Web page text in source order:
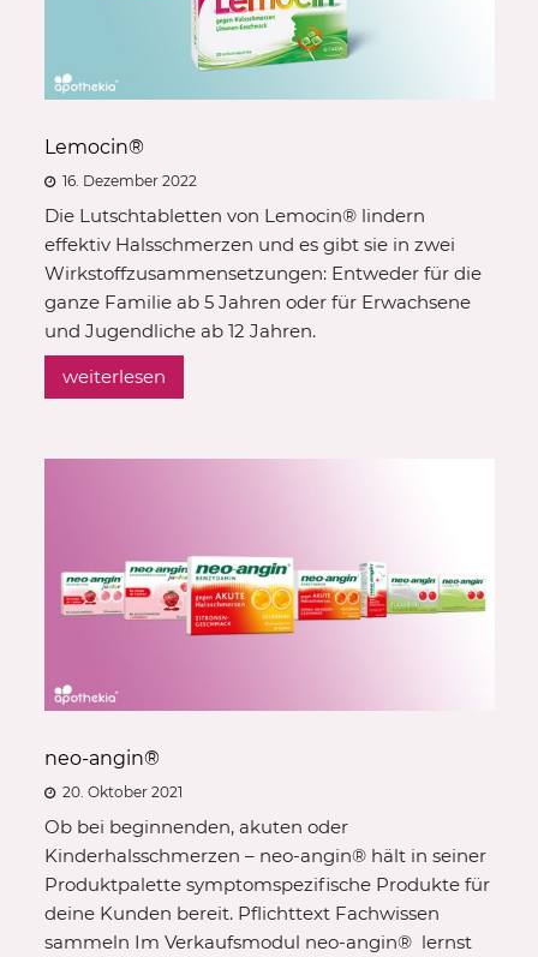
Lemocin®
16. Dezember 2022
Die Lutschtabletten von Lemocin® lindern
effektiv Halsschmerzen und es gibt sie in zwei
Wirkstoffzusammensetzungen: Entweder für die
ganze Familie ab 5 Jahren oder für Erwachsene
und Jugendliche ab 12 Jahren.
weiterlesen
neo-angin®
20. Oktober 2021
Ob bei beginnenden, akuten oder
Kinderhalsschmerzen – neo-angin® hält in seiner
Produktpalette symptomspezifische Produkte für
deine Kunden bereit. Pflichttext Fachwissen
sammeln Im Verkaufsmodul neo-angin® lernst